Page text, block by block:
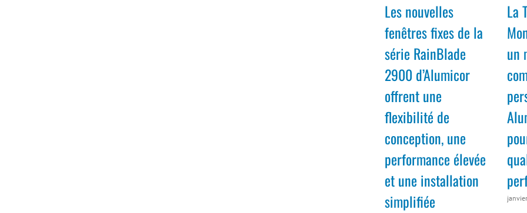
Les nouvelles
fenêtres fixes de la
série RainBlade
2900 d’Alumicor
offrent une
flexibilité de
conception, une
performance élevée
et une installation
simplifiée
La
un